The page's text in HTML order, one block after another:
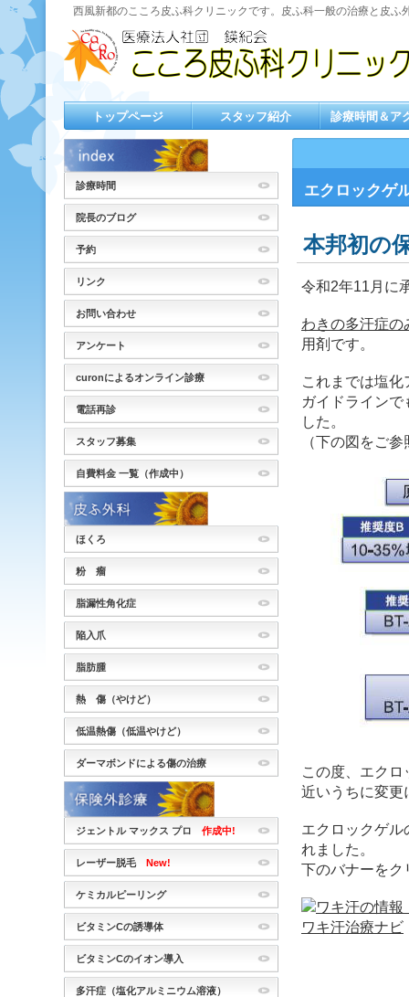
西風新都のこころ皮ふ科クリニックです。皮ふ科一般の治療と皮ふ
エクロックゲ
本邦初の
令和2年11月に
わきの多汗症の
用剤です。
これまでは塩
ガイドライン
した。
（下の図をご
この度、エク
近いうちに変更
エクロックゲ
れました。
下のバナーをク
トップページ スタッフ紹介 診療時間＆ア
診療時間
院長のブログ
予約
リンク
お問い合わせ
アンケート
curonによるオンライン診療
電話再診
スタッフ募集
自費料金 一覧（作成中）
ほくろ
粉 瘤
脂漏性角化症
陥入爪
脂肪腫
熱 傷（やけど）
低温熱傷（低温やけど）
ダーマボンドによる傷の治療
ジェントル マックス プロ 作成中!
レーザー脱毛New!
ケミカルピーリング
ビタミンCの誘導体
ビタミンCのイオン導入
多汗症（塩化アルミニウム溶液）